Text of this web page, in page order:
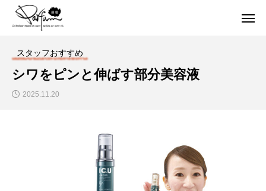
スタッフおすすめ
シワをピンと伸ばす部分美容液
2025.11.20